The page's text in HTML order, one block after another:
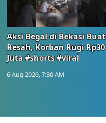
Aksi Begal di Bekasi Buat
Resah, Korban Rugi Rp30
Juta #shorts #viral
6 Aug 2026, 7:30 AM